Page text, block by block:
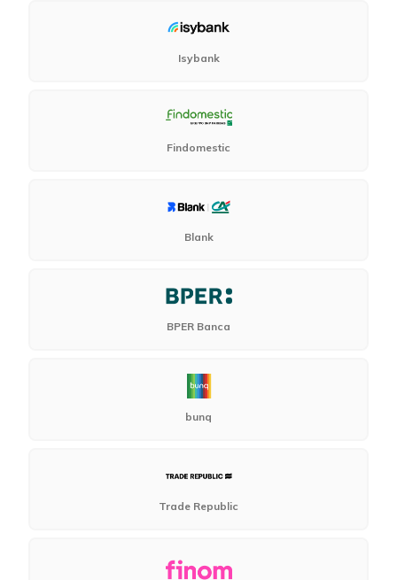
Isybank
Findomestic
Blank
BPER Banca
bunq
Trade Republic